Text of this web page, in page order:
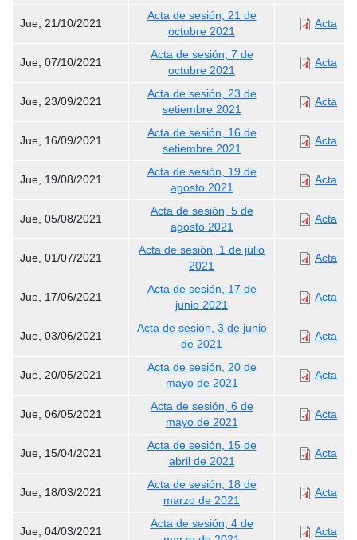
Jue, 21/10/2021
Acta de sesión, 21 de
octubre 2021
Acta
Jue, 07/10/2021
Acta de sesión, 7 de
octubre 2021
Acta
Jue, 23/09/2021
Acta de sesión, 23 de
setiembre 2021
Acta
Jue, 16/09/2021
Acta de sesión, 16 de
setiembre 2021
Acta
Jue, 19/08/2021
Acta de sesión, 19 de
agosto 2021
Acta
Jue, 05/08/2021
Acta de sesión, 5 de
agosto 2021
Acta
Jue, 01/07/2021
Acta de sesión, 1 de julio
2021
Acta
Jue, 17/06/2021
Acta de sesión, 17 de
junio 2021
Acta
Jue, 03/06/2021
Acta de sesión, 3 de junio
de 2021
Acta
Jue, 20/05/2021
Acta de sesión, 20 de
mayo de 2021
Acta
Jue, 06/05/2021
Acta de sesión, 6 de
mayo de 2021
Acta
Jue, 15/04/2021
Acta de sesión, 15 de
abril de 2021
Acta
Jue, 18/03/2021
Acta de sesión, 18 de
marzo de 2021
Acta
Jue, 04/03/2021
Acta de sesión, 4 de
Acta